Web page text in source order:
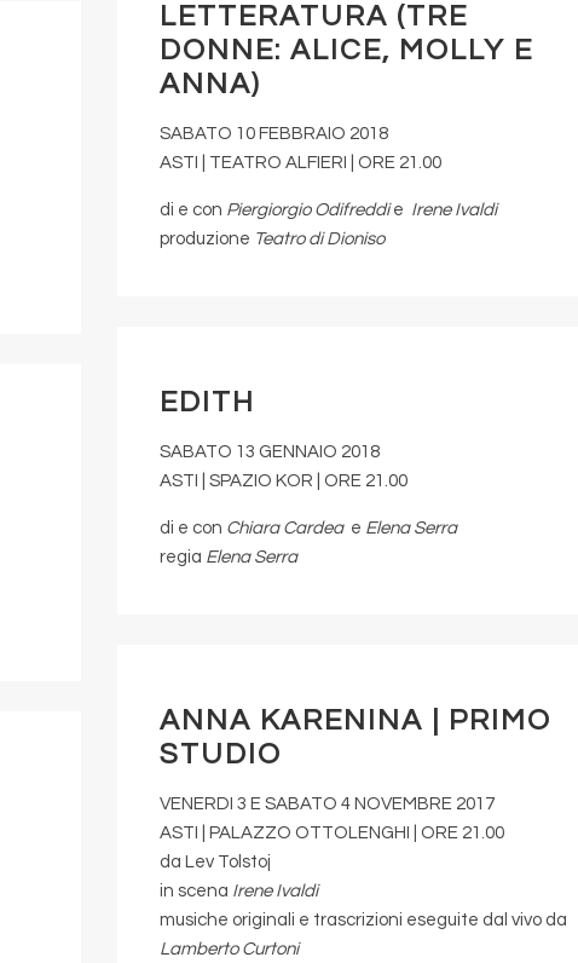
LETTERATURA (TRE
DONNE: ALICE, MOLLY E
ANNA)
SABATO 10 FEBBRAIO 2018
ASTI | TEATRO ALFIERI | ORE 21.00
di e con Piergiorgio Odifreddie Irene Ivaldi
produzione Teatro di Dioniso
EDITH
SABATO 13 GENNAIO 2018
ASTI | SPAZIO KOR | ORE 21.00
di e con Chiara Cardeae Elena Serra
regia Elena Serra
ANNA KARENINA | PRIMO
STUDIO
VENERDI 3 E SABATO 4 NOVEMBRE 2017
ASTI | PALAZZO OTTOLENGHI | ORE 21.00
da Lev Tolstoj
in scena Irene Ivaldi
musiche originali e trascrizioni eseguite dal vivo da
Lamberto Curtoni